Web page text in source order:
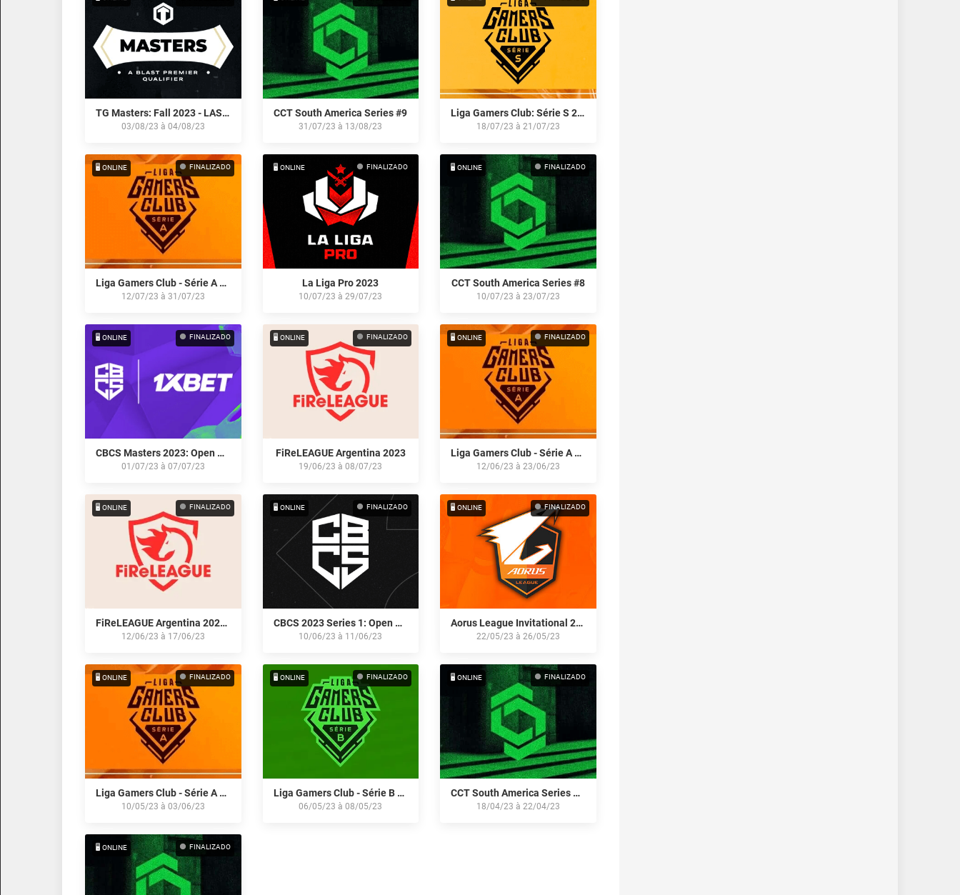
TG Masters: Fall 2023 - LAS Qualifier
03/08/23 à 04/08/23
CCT South America Series #9
31/07/23 à 13/08/23
Liga Gamers Club: Série S 2023
18/07/23 à21/07/23
FINALIZADO
🖥️ ONLINE
Liga Gamers Club - Série A by Itaú: Julho/23
12/07/23 à 31/07/23
FINALIZADO
🖥️ ONLINE
La Liga Pro 2023
10/07/23 à29/07/23
FINALIZADO
🖥️ ONLINE
CCT South America Series #8
10/07/23 à23/07/23
FINALIZADO
🖥️ ONLINE
CBCS Masters 2023: Open Qualifier
01/07/23 à 07/07/23
FINALIZADO
🖥️ ONLINE
FiReLEAGUE Argentina 2023
19/06/23 à08/07/23
FINALIZADO
🖥️ ONLINE
Liga Gamers Club - Série A by Itaú: Junho/23
12/06/23 à23/06/23
FINALIZADO
🖥️ ONLINE
FiReLEAGUE Argentina 2023: Closed Qualifier
12/06/23 à 17/06/23
FINALIZADO
🖥️ ONLINE
CBCS 2023 Series 1: Open Qualifier #2
10/06/23 à 11/06/23
FINALIZADO
🖥️ ONLINE
Aorus League Invitational 2023
22/05/23 à26/05/23
FINALIZADO
🖥️ ONLINE
Liga Gamers Club - Série A by Itaú: Maio/23
10/05/23 à 03/06/23
FINALIZADO
🖥️ ONLINE
Liga Gamers Club - Série B by Itaú: Abril/23
06/05/23 à08/05/23
FINALIZADO
🖥️ ONLINE
CCT South America Series #7: Closed Qualifier
18/04/23 à22/04/23
FINALIZADO
🖥️ ONLINE